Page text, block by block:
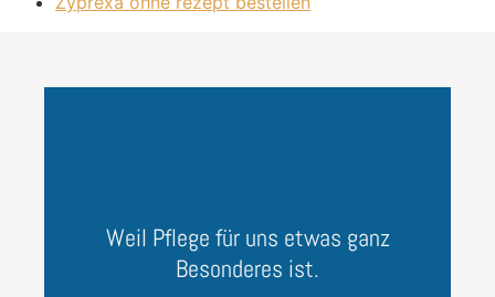
Weil Pflege für uns etwas ganz
Besonderes ist.